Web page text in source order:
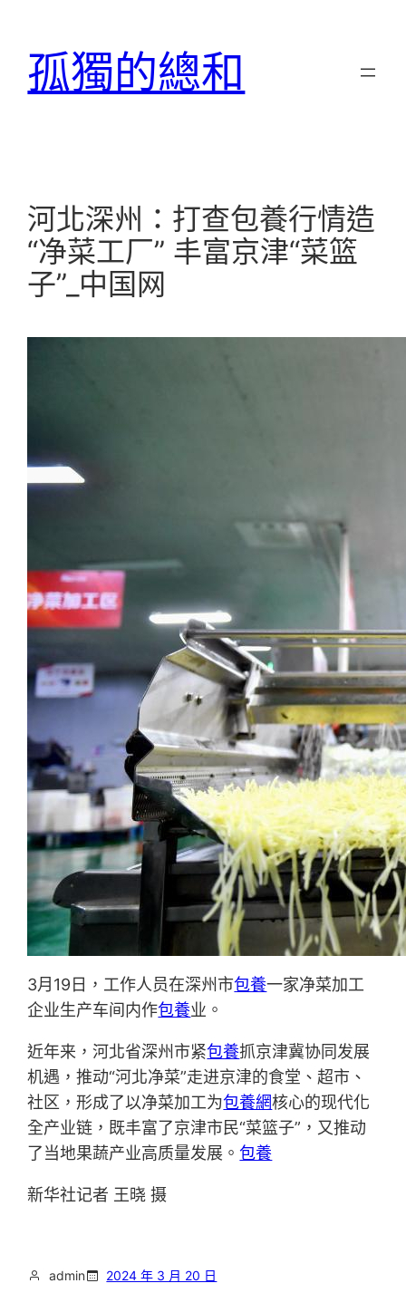
孤獨的總和
河北深州：打查包養行情造
“净菜工厂” 丰富京津“菜篮
子”_中国网
3月19日，工作人员在深州市包養一家净菜加工
企业生产车间内作包養业。
近年来，河北省深州市紧包養抓京津冀协同发展
机遇，推动“河北净菜”走进京津的食堂、超市、
社区，形成了以净菜加工为包養網核心的现代化
全产业链，既丰富了京津市民“菜篮子”，又推动
了当地果蔬产业高质量发展。包養
新华社记者 王晓 摄
admin 2024 年 3 月 20 日